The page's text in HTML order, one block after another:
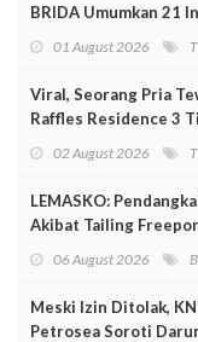
BRIDA Umumkan 21
01 August 2026
Viral, Seorang Pria
Raffles Residence 3
02 August 2026
LEMASKO:
Akibat Tailing
06 August 2026
Meski Izin Ditolak,
Petrosea Soroti